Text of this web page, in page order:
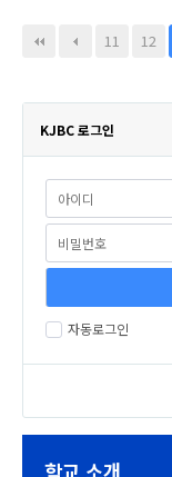
11 12
KJBC 로그인
자동로그인
학교 소개